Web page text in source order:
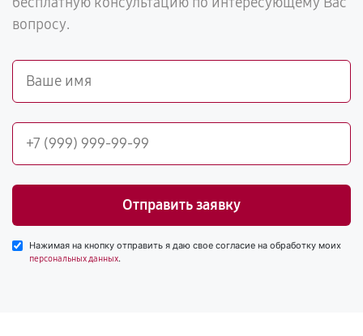
вопросу.
Отправить заявку
Нажимая на кнопку отправить я даю свое согласие на обработку моих
персональных данных.